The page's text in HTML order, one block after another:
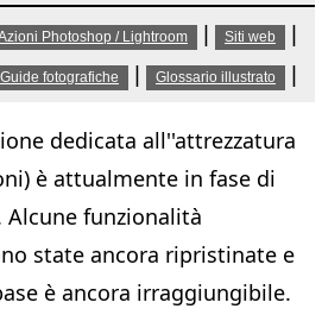
Photoshop / Lightroom Siti web
Guide fotografiche Glossario illustrato
dedicata all''attrezzatura
è attualmente in fase di
funzionalità
state ancora ripristinate e
è ancora irraggiungibile.